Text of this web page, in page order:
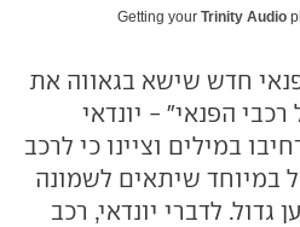
Getting your Trinity Audio
פנאי חדש שישא בגאווה את
הפנאי" - יונדאי
במילים וציינו כי לרכב
במיוחד שיתאים לשמונה
לדברי יונדאי, רכב